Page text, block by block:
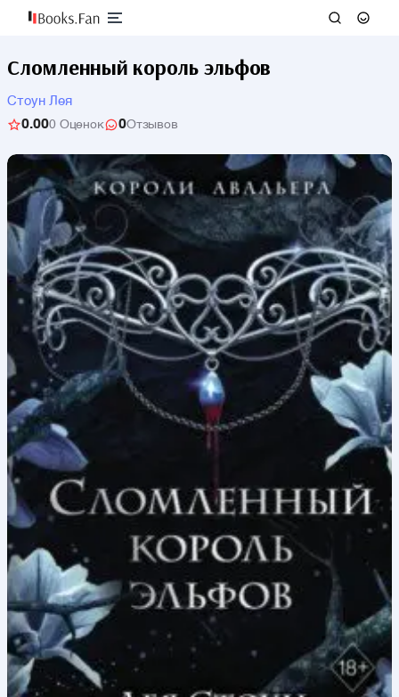
Сломленный король эльфов
Стоун Лея
0.000 Оценок 0Отзывов